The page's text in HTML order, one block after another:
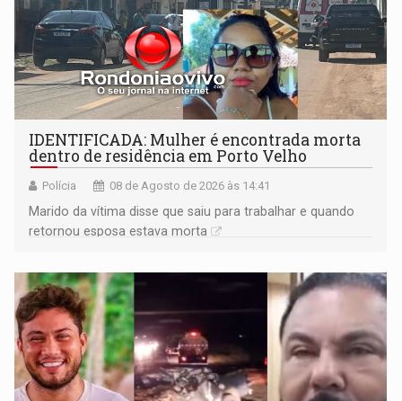
IDENTIFICADA: Mulher é encontrada morta
dentro de residência em Porto Velho
Polícia 08 de Agosto de 2026 às 14:41
Marido da vítima disse que saiu para trabalhar e quando
retornou esposa estava morta